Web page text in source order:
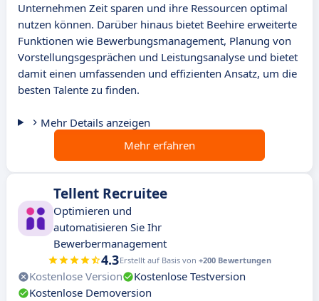
Unternehmen Zeit sparen und ihre Ressourcen optimal
nutzen können. Darüber hinaus bietet Beehire erweiterte
Funktionen wie Bewerbungsmanagement, Planung von
Vorstellungsgesprächen und Leistungsanalyse und bietet
damit einen umfassenden und effizienten Ansatz, um die
besten Talente zu finden.
Mehr Details anzeigen
Mehr erfahren
Tellent Recruitee
Optimieren und
automatisieren Sie Ihr
Bewerbermanagement
4.3Erstellt auf Basis von +200 Bewertungen
Kostenlose Version
Kostenlose Testversion
Kostenlose Demoversion